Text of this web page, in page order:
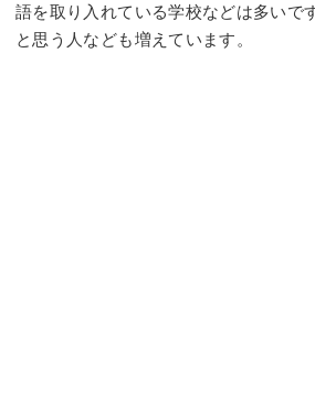
語を取り入れている学校などは多いで
と思う人なども増えています。